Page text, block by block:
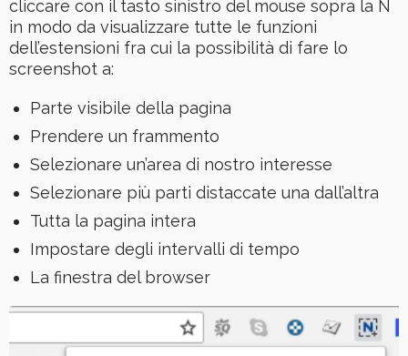
cliccare con il tasto sinistro del mouse sopra la N
in modo da visualizzare tutte le funzioni
dell’estensioni fra cui la possibilità di fare lo
screenshot a:
Parte visibile della pagina
Prendere un frammento
Selezionare un’area di nostro interesse
Selezionare più parti distaccate una dall’altra
Tutta la pagina intera
Impostare degli intervalli di tempo
La finestra del browser